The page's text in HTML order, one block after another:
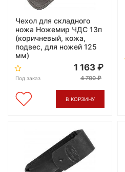
Чехол для складного
ножа Ножемир ЧДС 13п
(коричневый, кожа,
подвес, для ножей 125
мм)
Под заказ
1 163
4 700
В КОРЗИНУ